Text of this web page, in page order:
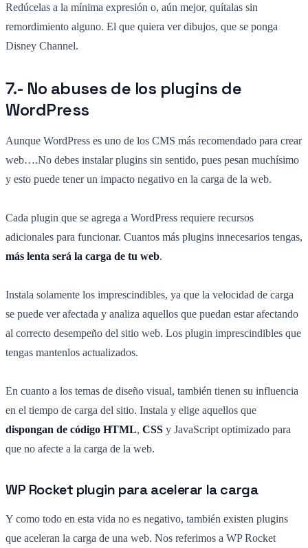
Redúcelas a la mínima expresión o, aún mejor, quítalas sin
remordimiento alguno. El que quiera ver dibujos, que se ponga
Disney Channel.
7.- No abuses de los plugins de
WordPress
Aunque WordPress es uno de los CMS más recomendado para crear
web….No debes instalar plugins sin sentido, pues pesan muchísimo
y esto puede tener un impacto negativo en la carga de la web.
Cada plugin que se agrega a WordPress requiere recursos
adicionales para funcionar. Cuantos más plugins innecesarios tengas,
más lenta será la carga de tu web.
Instala solamente los imprescindibles, ya que la velocidad de carga
se puede ver afectada y analiza aquellos que puedan estar afectando
al correcto desempeño del sitio web. Los plugin imprescindibles que
tengas mantenlos actualizados.
En cuanto a los temas de diseño visual, también tienen su influencia
en el tiempo de carga del sitio. Instala y elige aquellos que
dispongan de código HTML, CSS y JavaScript optimizado para
que no afecte a la carga de la web.
WP Rocket plugin para acelerar la carga
Y como todo en esta vida no es negativo, también existen plugins
que aceleran la carga de una web. Nos referimos a WP Rocket